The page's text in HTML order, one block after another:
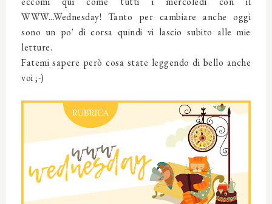
WWW...Wednesday! Tanto per cambiare anche oggi
sono un po' di corsa quindi vi lascio subito alle mie
letture.
Fatemi sapere però cosa state leggendo di bello anche
voi ;-)